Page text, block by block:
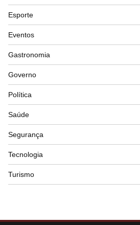
Esporte
Eventos
Gastronomia
Governo
Política
Saúde
Segurança
Tecnologia
Turismo